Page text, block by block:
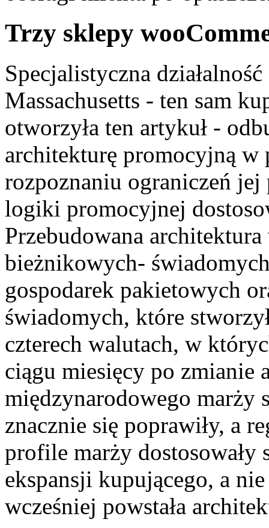
Trzy sklepy
Specjalistyczna
Massachusetts - ten sam
otworzyła ten artykuł -
architekturę promocyjną w
rozpoznaniu ograniczeń
logiki promocyjnej
Przebudowana
bieżnikowych-
gospodarek pakietowych
świadomych, które
czterech walutach, w
ciągu miesięcy po
międzynarodowego marży
znacznie się poprawiły, a
profile marży
ekspansji kupującego, a
wcześniej powstała